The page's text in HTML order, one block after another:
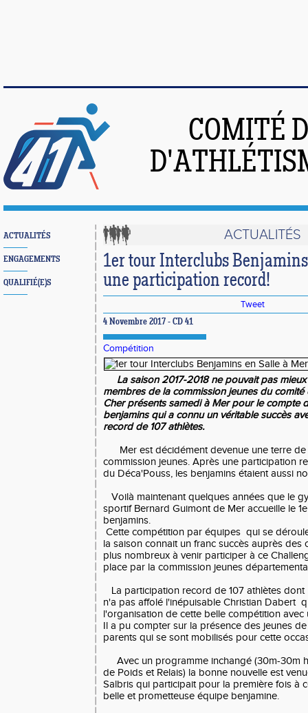
COMITÉ
ACTUALITÉS
ENGAGEMENTS
QUALIFIÉ(E)S
ACTUALITÉS
1er tour Interclubs
une participation record!
Tweet
4 Novembre 2017 - CD 41
Compétition
La saison 2017-2018 ne pouvait pas
membres de la commission jeunes du
Cher présents samedi à Mer pour le compte
benjamins qui a connu un véritable succès
record de 107 athlètes.
Mer est décidément devenue une terre
commission jeunes. Après une participation
du Déca'Pouss, les benjamins étaient aussi
Voilà maintenant quelques années que le
sportif Bernard Guimont de Mer accueille le
benjamins.
Cette compétition par équipes qui se
la saison connait un franc succès auprès des
plus nombreux à venir participer à ce
place par la commission jeunes
La participation record de 107 athlètes
n'a pas affolé l'inépuisable Christian Dabert
l'organisation de cette belle compétition
Il a pu compter sur la présence des jeunes
parents qui se sont mobilisés pour cette
Avec un programme inchangé (30m-30m
de Poids et Relais) la bonne nouvelle est
Salbris qui participait pour la première fois à
belle et prometteuse équipe benjamine.